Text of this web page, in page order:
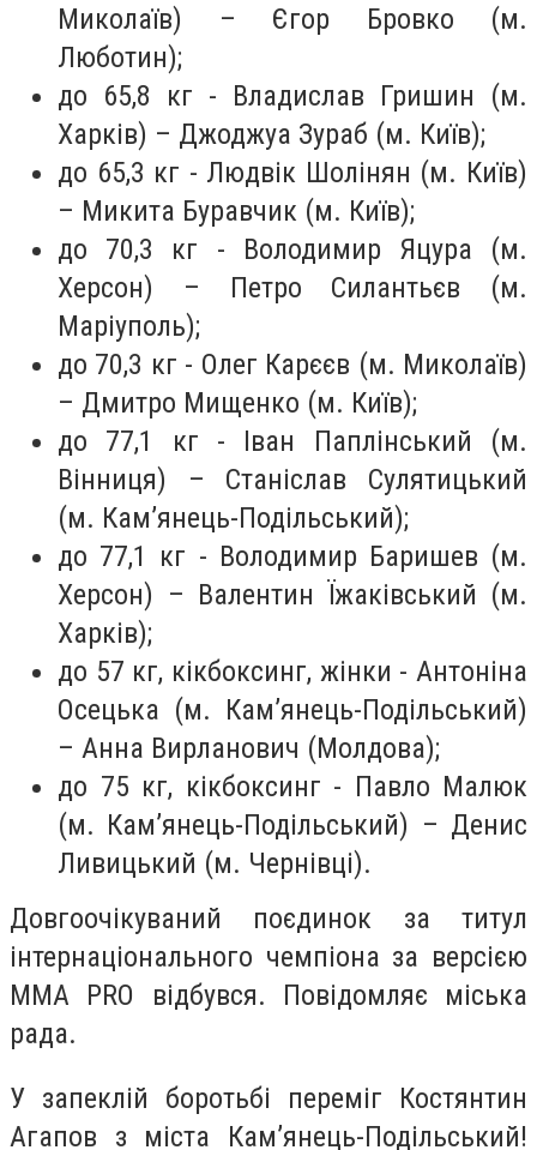
Миколаїв) – Єгор Бровко (м.
Люботин);
до 65,8 кг - Владислав Гришин (м.
Харків) – Джоджуа Зураб (м. Київ);
до 65,3 кг - Людвік Шолінян (м. Київ)
– Микита Буравчик (м. Київ);
до 70,3 кг - Володимир Яцура (м.
Херсон) – Петро Силантьєв (м.
Маріуполь);
до 70,3 кг - Олег Карєєв (м. Миколаїв)
– Дмитро Мищенко (м. Київ);
до 77,1 кг - Іван Паплінський (м.
Вінниця) – Станіслав Сулятицький
(м. Кам’янець-Подільський);
до 77,1 кг - Володимир Баришев (м.
Херсон) – Валентин Їжаківський (м.
Харків);
до 57 кг, кікбоксинг, жінки - Антоніна
Осецька (м. Кам’янець-Подільський)
– Анна Вирланович (Молдова);
до 75 кг, кікбоксинг - Павло Малюк
(м. Кам’янець-Подільський) – Денис
Ливицький (м. Чернівці).
Довгоочікуваний поєдинок за титул
інтернаціонального чемпіона за версією
MMA PRO відбувся. Повідомляє міська
рада.
У запеклій боротьбі переміг Костянтин
Агапов з міста Кам’янець-Подільський!